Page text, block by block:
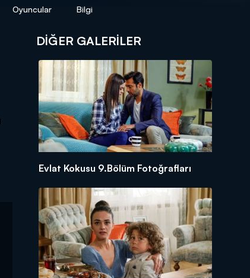
Oyuncular Bilgi
DİĞER GALERİLER
Evlat Kokusu 9.Bölüm Fotoğrafları